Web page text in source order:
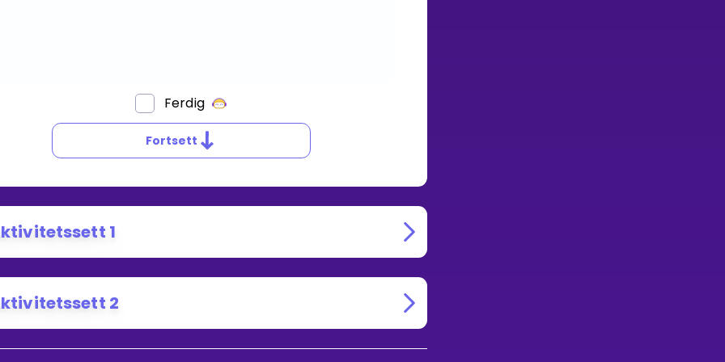
Ferdig
Fortsett
1
2